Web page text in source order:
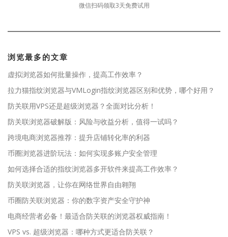
微信扫码领取3天免费试用
浏览最多的文章
虚拟浏览器如何批量操作，提高工作效率？
拉力猫指纹浏览器与VMLogin指纹浏览器区别和优势，哪个好用？
防关联用VPS还是超级浏览器？全面对比分析！
防关联浏览器破解版：风险与收益分析，值得一试吗？
跨境电商浏览器推荐：提升店铺转化率的利器
币圈浏览器进阶玩法：如何实现多账户安全管理
如何选择合适的指纹浏览器多开软件来提高工作效率？
防关联浏览器，让你在网络世界自由翱翔
币圈防关联浏览器：你的数字资产安全守护神
电商经营者必备！最适合防关联的浏览器权威指南！
VPS vs. 超级浏览器：哪种方式更适合防关联？